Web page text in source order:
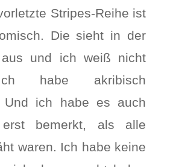
Stripes-Reihe ist
Die sieht in der
und ich weiß nicht
habe akribisch
Und ich habe es auch
erst bemerkt, als alle
waren. Ich habe keine